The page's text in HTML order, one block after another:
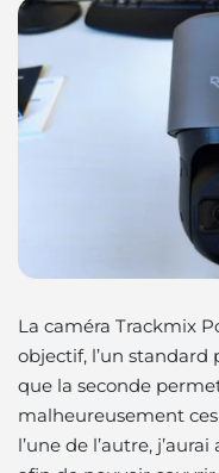
La caméra Trackmix
objectif, l’un
que la seconde
malheureusement
l’une de l’autre,